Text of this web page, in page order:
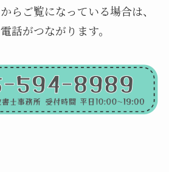
らご覧になっている場合は、
話がつながります。